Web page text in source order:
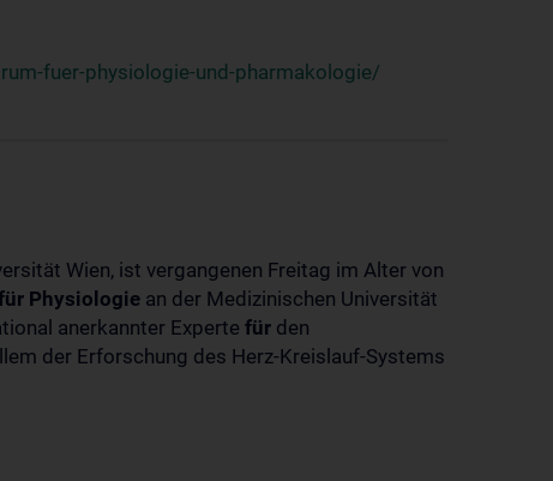
fuer-physiologie-und-pharmakologie/
Wien, ist vergangenen Freitag im Alter von
Physiologie an der Medizinischen Universität
anerkannter Experte für den
der Erforschung des Herz-Kreislauf-Systems